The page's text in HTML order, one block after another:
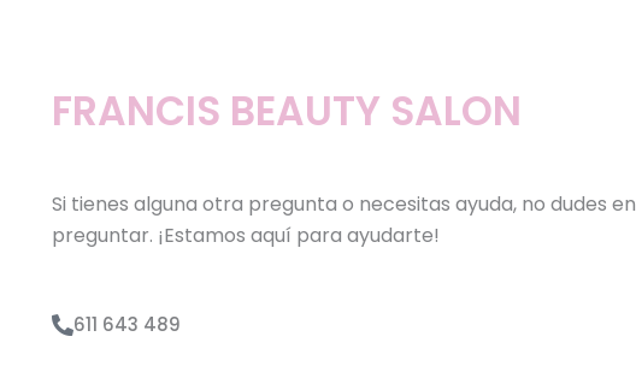
FRANCIS BEAUTY SALON
Si tienes alguna otra pregunta o necesitas ayuda, no dudes en
preguntar. ¡Estamos aquí para ayudarte!
611 643 489